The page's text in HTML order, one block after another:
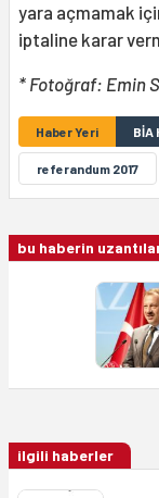
yara açmamak
iptaline karar
* Fotoğraf: Emin
Haber Yeri BİA
referandum 2017
bu haberin
ilgili haberler